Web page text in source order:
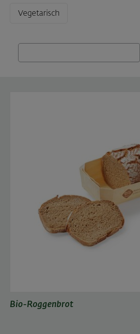
Vegetarisch
Bio-Roggenbrot